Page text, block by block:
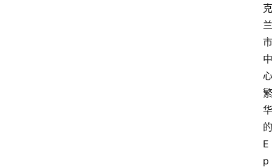
克
兰
市
中
心
繁
华
的
E
p